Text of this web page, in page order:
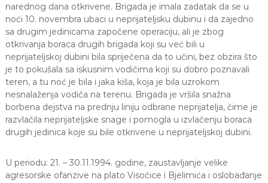
narednog dana otkrivene. Brigada je imala zadatak da se u
noći 10. novembra ubaci u neprijateljsku dubinu i da zajedno
sa drugim jedinicama započene operaciju, ali je zbog
otkrivanja boraca drugih brigada koji su već bili u
neprijateljskoj dubini bila spriječena da to učini, bez obzira što
je to pokušala sa iskusnim vodičima koji su dobro poznavali
teren, a tu noć je bila i jaka kiša, koja je bila uzrokom
nesnalaženja vodiča na terenu. Brigada je vršila snažna
borbena dejstva na prednju liniju odbrane neprijatelja, čime je
razvlačila neprijateljske snage i pomogla u izvlačenju boraca
drugih jedinica koje su bile otkrivene u neprijateljskoj dubini.
U periodu: 21. – 30.11.1994. godine, zaustavljanje velike
agresorske ofanzive na plato Visočice i Bjelimića i oslobađanje